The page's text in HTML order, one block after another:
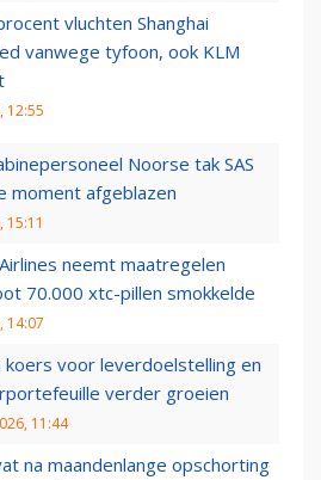
vluchten Shanghai
vanwege tyfoon, ook KLM
12:55
Noorse tak SAS
moment afgeblazen
15:11
neemt maatregelen
70.000 xtc-pillen smokkelde
14:07
koers voor leverdoelstelling en
verder groeien
11:44
na maandenlange opschorting